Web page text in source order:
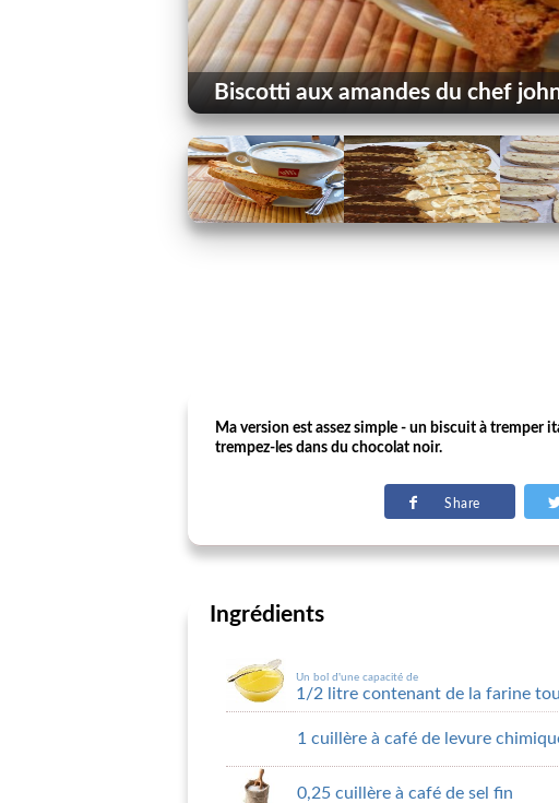
Biscotti aux amandes du chef
Ma version est assez simple - un biscuit à tremper
trempez-les dans du chocolat noir.
Share
Ingrédients
Un bol d'une capacité de
1/2 litre contenant de la farine
1 cuillère à café de levure
0,25 cuillère à café de sel fin